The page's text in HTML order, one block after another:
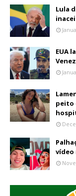
Lula
EUA
peito
vídeo